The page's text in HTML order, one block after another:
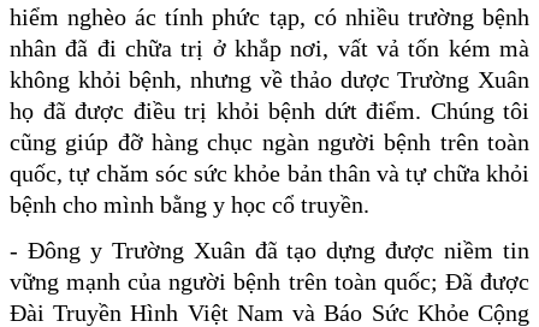
hiểm nghèo ác tính phức tạp, có nhiều trường bệnh
nhân đã đi chữa trị ở khắp nơi, vất vả tốn kém mà
không khỏi bệnh, nhưng về thảo dược Trường Xuân
họ đã được điều trị khỏi bệnh dứt điểm. Chúng tôi
cũng giúp đỡhàng chục ngàn người bệnh trên toàn
quốc, tự chăm sóc sức khỏe bản thân và tự chữa khỏi
bệnh cho mình bằng y học cổ truyền.
- Đông y Trường Xuân đã tạo dựng được niềm tin
vững mạnh của người bệnh trên toàn quốc; Đã được
Đài Truyền Hình Việt Nam và Báo Sức Khỏe Cộng